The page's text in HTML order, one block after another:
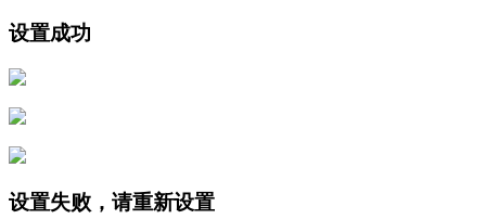
设置成功
设置失败，请重新设置